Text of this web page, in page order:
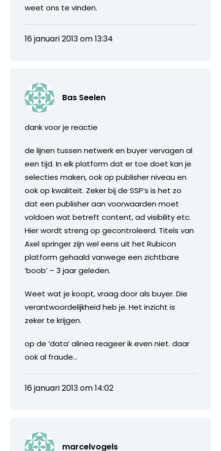
weet ons te vinden.
16 januari 2013 om 13:34
Bas Seelen
dank voor je reactie
de lijnen tussen netwerk en buyer vervagen al
een tijd. In elk platform dat er toe doet kan je
selecties maken, ook op publisher niveau en
ook op kwaliteit. Zeker bij de SSP’s is het zo
dat een publisher aan voorwaarden moet
voldoen wat betreft content, ad visibility etc.
Hier wordt streng op gecontroleerd. Titels van
Axel springer zijn wel eens uit het Rubicon
platform gehaald vanwege een zichtbare
‘boob’ – 3 jaar geleden.
Weet wat je koopt, vraag door als buyer. Die
verantwoordelijkheid heb je. Het inzicht is
zeker te krijgen.
op de ‘data’ alinea reageer ik even niet. daar
ook al fraude…
16 januari 2013 om 14:02
marcelvogels